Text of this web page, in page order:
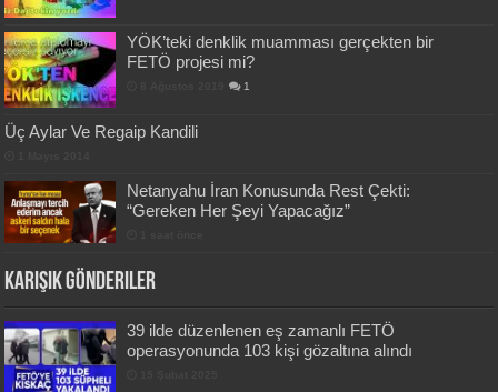
YÖK’teki denklik muamması gerçekten bir
FETÖ projesi mi?
1
Üç Aylar Ve Regaip Kandili
Netanyahu İran Konusunda Rest Çekti:
“Gereken Her Şeyi Yapacağız”
Karışık Gönderiler
39 ilde düzenlenen eş zamanlı FETÖ
operasyonunda 103 kişi gözaltına alındı